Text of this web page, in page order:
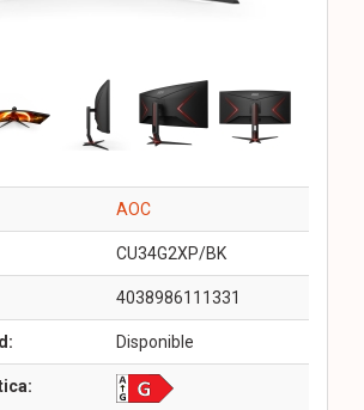
AOC
CU34G2XP/BK
4038986111331
Disponible